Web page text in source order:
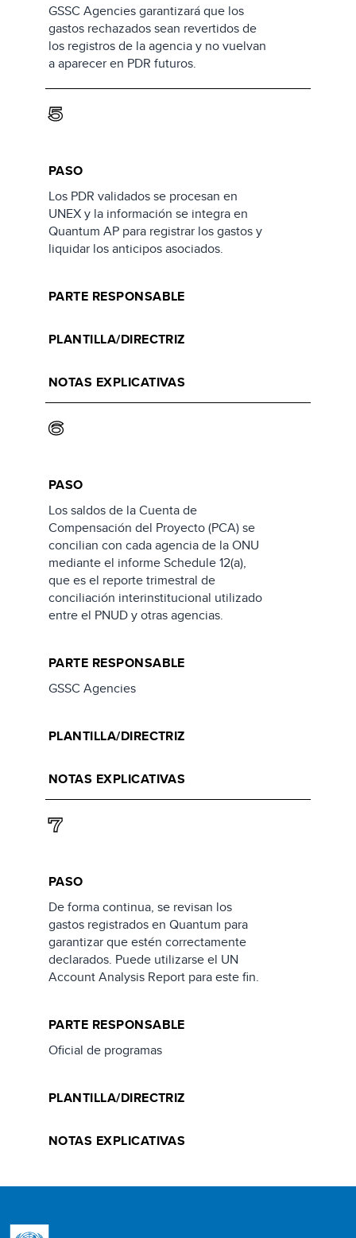
GSSC Agencies garantizará que los
gastos rechazados sean revertidos de
los registros de la agencia y no vuelvan
a aparecer en PDR futuros.
5
PASO
Los PDR validados se procesan en
UNEX y la información se integra en
Quantum AP para registrar los gastos y
liquidar los anticipos asociados.
PARTE RESPONSABLE
PLANTILLA/DIRECTRIZ
NOTAS EXPLICATIVAS
6
PASO
Los saldos de la Cuenta de
Compensación del Proyecto (PCA) se
concilian con cada agencia de la ONU
mediante el informe Schedule 12(a),
que es el reporte trimestral de
conciliación interinstitucional utilizado
entre el PNUD y otras agencias.
PARTE RESPONSABLE
GSSC Agencies
PLANTILLA/DIRECTRIZ
NOTAS EXPLICATIVAS
7
PASO
De forma continua, se revisan los
gastos registrados en Quantum para
garantizar que estén correctamente
declarados. Puede utilizarse el UN
Account Analysis Report para este fin.
PARTE RESPONSABLE
Oficial de programas
PLANTILLA/DIRECTRIZ
NOTAS EXPLICATIVAS